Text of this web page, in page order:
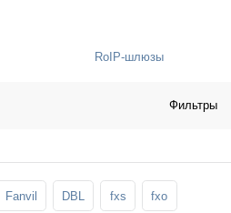
RoIP-шлюзы
Фильтры
Fanvil DBL fxs fxo
панелей и